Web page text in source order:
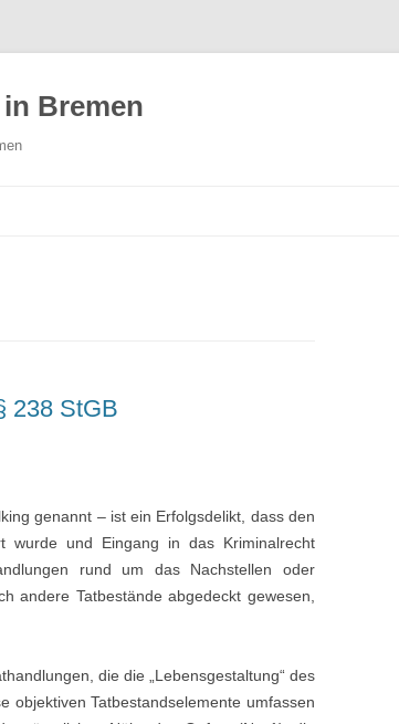
Bremen
238 StGB
genannt – ist ein Erfolgsdelikt, dass den
wurde und Eingang in das Kriminalrecht
rund um das Nachstellen oder
andere Tatbestände abgedeckt gewesen,
die die „Lebensgestaltung“ des
objektiven Tatbestandselemente umfassen